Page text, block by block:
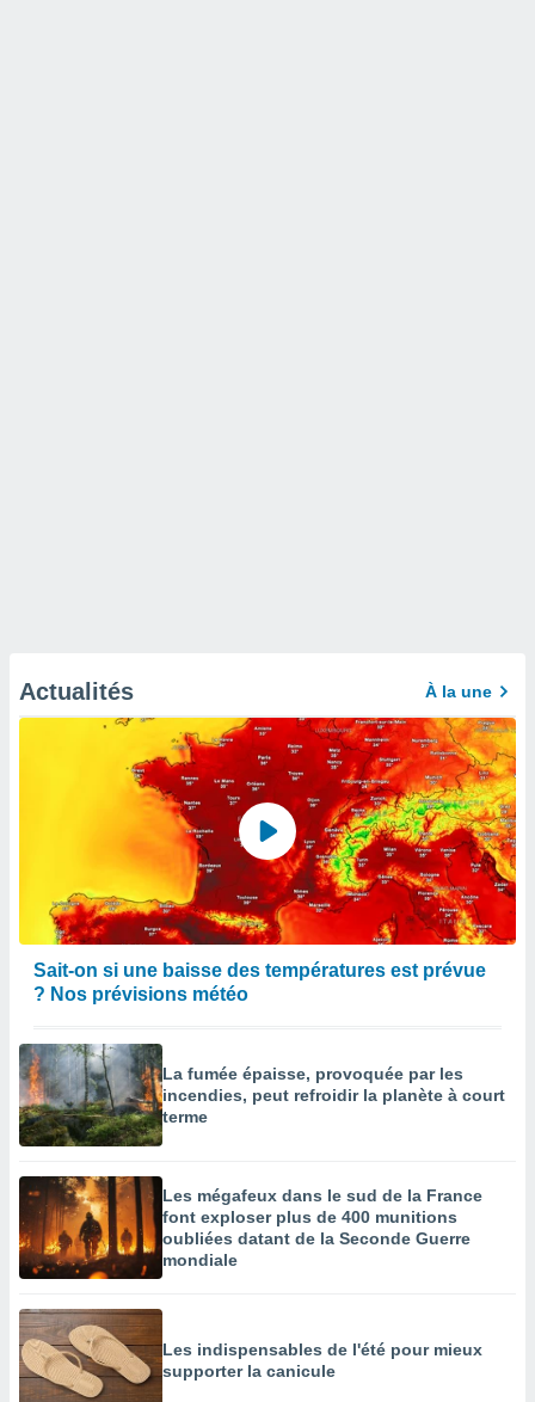
Actualités À la une
Sait-on si une baisse des températures est prévue
? Nos prévisions météo
La fumée épaisse, provoquée par les
incendies, peut refroidir la planète à court
terme
Les mégafeux dans le sud de la France
font exploser plus de 400 munitions
oubliées datant de la Seconde Guerre
mondiale
Les indispensables de l'été pour mieux
supporter la canicule